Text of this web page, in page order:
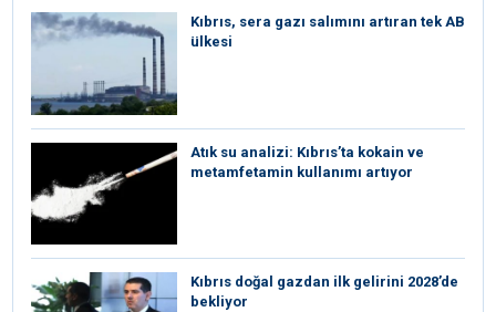
Kıbrıs, sera gazı salımını artıran tek AB
ülkesi
Atık su analizi: Kıbrıs’ta kokain ve
metamfetamin kullanımı artıyor
Kıbrıs doğal gazdan ilk gelirini 2028’de
bekliyor